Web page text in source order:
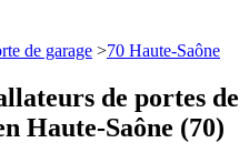
de garage >70 Haute-Saône
de portes de
Haute-Saône (70)